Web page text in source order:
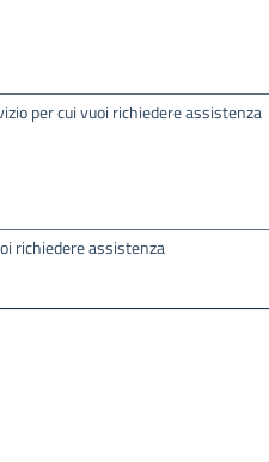
per cui vuoi richiedere assistenza
richiedere assistenza